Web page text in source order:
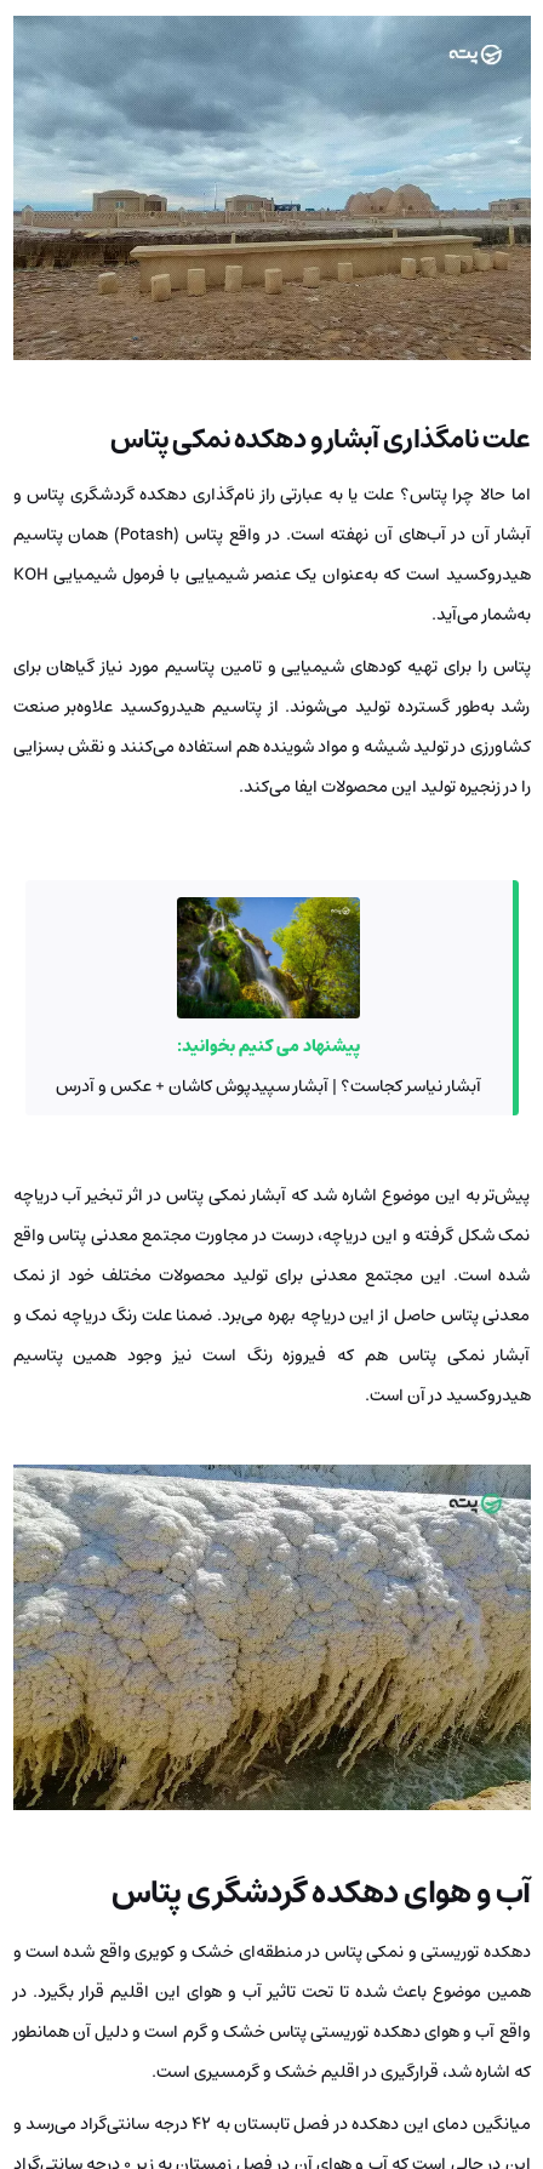
علت نامگذاری آبشار و دهکده نمکی پتاس
اما حالا چرا پتاس؟ علت یا به عبارتی راز نام‌گذاری دهکده گردشگری پتاس و
آبشار آن در آب‌های آن نهفته است. در واقع پتاس (Potash) همان پتاسیم
هیدروکسید است که به‌عنوان یک عنصر شیمیایی با فرمول شیمیایی KOH
به‌شمار می‌آید.
پتاس را برای تهیه کودهای شیمیایی و تامین پتاسیم مورد نیاز گیاهان برای
رشد به‌طور گسترده تولید می‌شوند. از پتاسیم هیدروکسید علاوه‌بر صنعت
کشاورزی در تولید شیشه و مواد شوینده هم استفاده می‌کنند و نقش بسزایی
را در زنجیره تولید این محصولات ایفا می‌کند.
پیشنهاد می کنیم بخوانید:
آبشار نیاسر کجاست؟ | آبشار سپیدپوش کاشان + عکس و آدرس
پیش‌تر به این موضوع اشاره شد که آبشار نمکی پتاس در اثر تبخیر آب دریاچه
نمک شکل گرفته و این دریاچه، درست در مجاورت مجتمع معدنی پتاس واقع
شده است. این مجتمع معدنی برای تولید محصولات مختلف خود از نمک
معدنی پتاس حاصل از این دریاچه بهره می‌برد. ضمنا علت رنگ دریاچه نمک و
آبشار نمکی پتاس هم که فیروزه رنگ است نیز وجود همین پتاسیم
هیدروکسید در آن است.
آب و هوای دهکده گردشگری پتاس
دهکده توریستی و نمکی پتاس در منطقه‌ای خشک و کویری واقع شده است و
همین موضوع باعث شده تا تحت تاثیر آب و هوای این اقلیم قرار بگیرد. در
واقع آب و هوای دهکده توریستی پتاس خشک و گرم است و دلیل آن همانطور
که اشاره شد، قرارگیری در اقلیم خشک و گرمسیری است.
میانگین دمای این دهکده در فصل تابستان به 42 درجه سانتی‌گراد می‌رسد و